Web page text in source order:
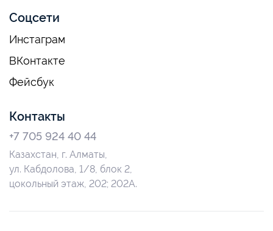
Соцсети
Инстаграм
ВКонтакте
Фейсбук
Контакты
+7 705 924 40 44
Казахстан, г. Алматы,
ул. Кабдолова, 1/8, блок 2,
цокольный этаж, 202; 202А.